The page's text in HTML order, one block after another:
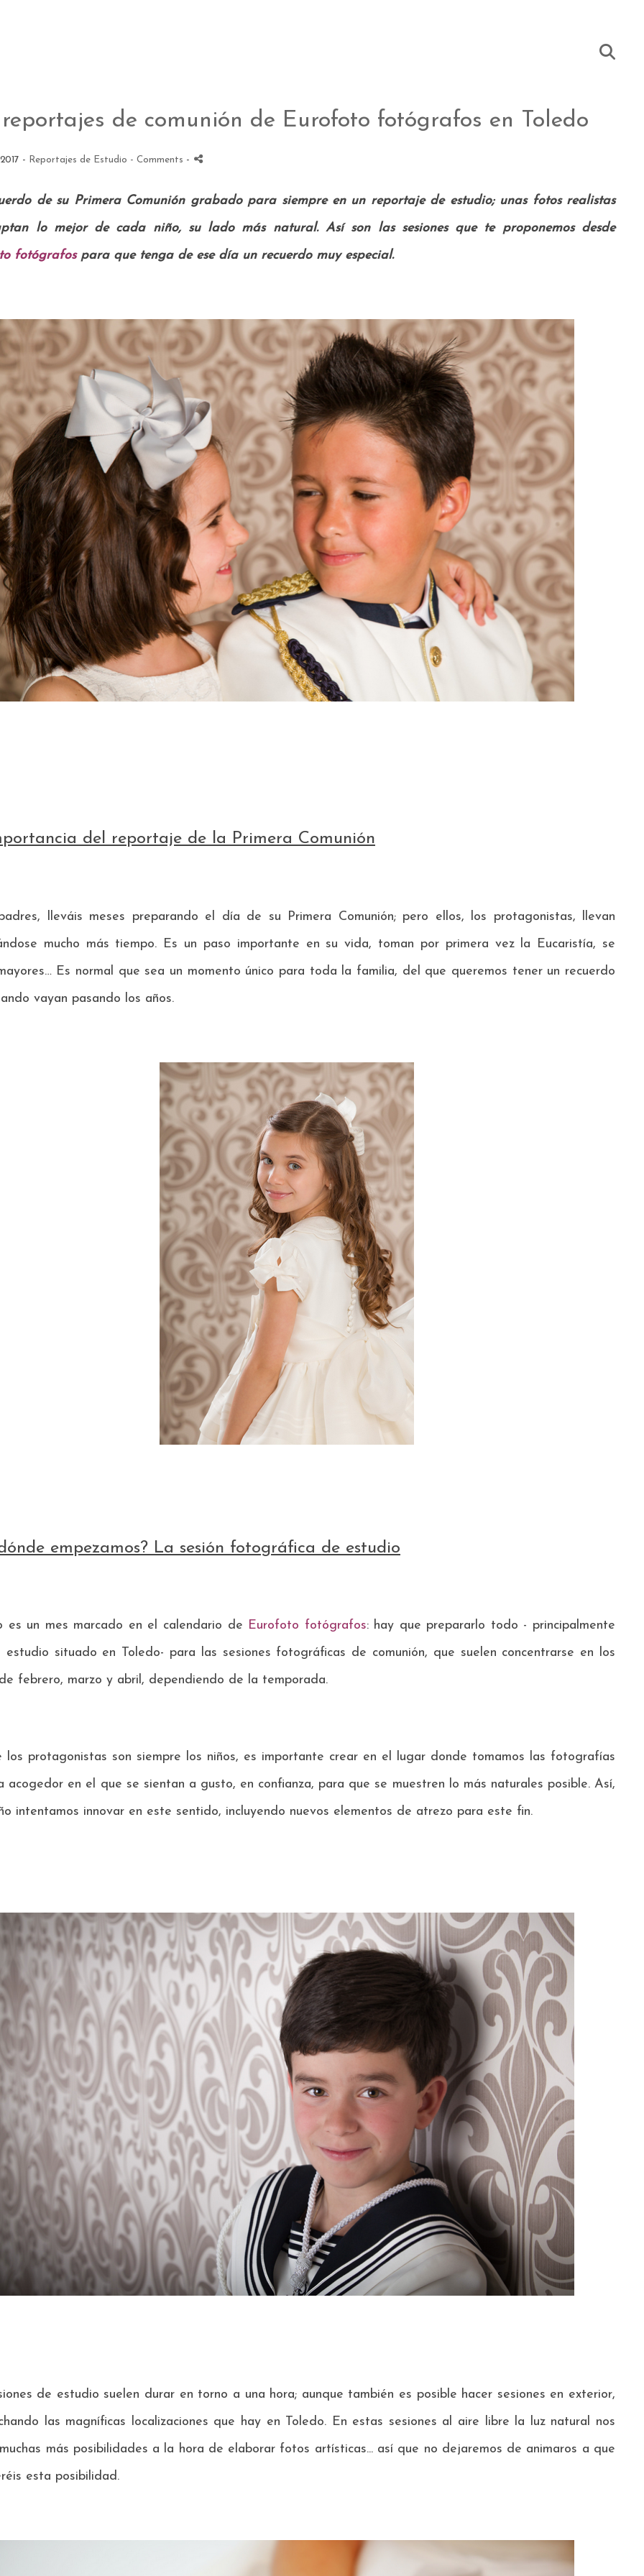
de comunión de Eurofoto fotógrafos en Toledo
- Reportajes de Estudio - Comments -
de su Primera Comunión grabado para siempre en un reportaje de estudio; unas fotos realistas
lo mejor de cada niño, su lado más natural. Así son las sesiones que te proponemos desde
fotógrafospara que tenga de ese día un recuerdo muy especial.
del reportaje de la Primera Comunión
lleváis meses preparando el día de su Primera Comunión; pero ellos, los protagonistas, llevan
mucho más tiempo. Es un paso importante en su vida, toman por primera vez la Eucaristía, se
Es normal que sea un momento único para toda la familia, del que queremos tener un recuerdo
vayan pasando los años.
empezamos? La sesión fotográfica de estudio
es un mes marcado en el calendario de Eurofoto fotógrafos: hay que prepararlo todo - principalmente
estudio situado en Toledo- para las sesiones fotográficas de comunión, que suelen concentrarse en los
febrero, marzo y abril, dependiendo de la temporada.
los protagonistas son siempre los niños, es importante crear en el lugar donde tomamos las fotografías
acogedor en el que se sientan a gusto, en confianza, para que se muestren lo más naturales posible. Así,
intentamos innovar en este sentido, incluyendo nuevos elementos de atrezo para este fin.
de estudio suelen durar en torno a una hora; aunque también es posible hacer sesiones en exterior,
las magníficas localizaciones que hay en Toledo. En estas sesiones al aire libre la luz natural nos
más posibilidades a la hora de elaborar fotos artísticas... así que no dejaremos de animaros a que
esta posibilidad.